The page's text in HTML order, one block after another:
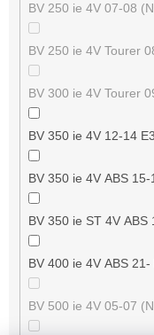
BV 250 ie 4V 07-08
BV 250 ie 4V Tourer
BV 300 ie 4V Tourer
BV 350 ie 4V 12-14
BV 350 ie 4V ABS
BV 350 ie ST 4V ABS
BV 400 ie 4V ABS
BV 500 ie 4V 05-07